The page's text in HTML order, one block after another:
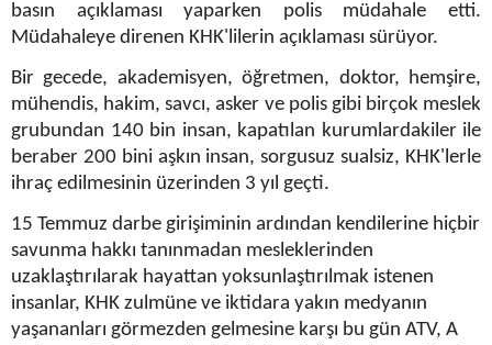
basın açıklaması yaparken polis müdahale etti.
Müdahaleye direnen KHK'lilerin açıklaması sürüyor.
Bir gecede, akademisyen, öğretmen, doktor, hemşire,
mühendis, hakim, savcı, asker ve polis gibi birçok meslek
grubundan 140 bin insan, kapatılan kurumlardakiler ile
beraber 200 bini aşkın insan, sorgusuz sualsiz, KHK'lerle
ihraç edilmesinin üzerinden 3 yıl geçti.
15 Temmuz darbe girişiminin ardından kendilerine hiçbir
savunma hakkı tanınmadan mesleklerinden
uzaklaştırılarak hayattan yoksunlaştırılmak istenen
insanlar, KHK zulmüne ve iktidara yakın medyanın
yaşananları görmezden gelmesine karşı bu gün ATV, A